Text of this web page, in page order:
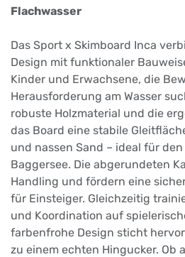
Flachwasser
Das Sport x Skimboard Inca
Design mit funktionaler
Kinder und Erwachsene, die
Herausforderung am Wasser
robuste Holzmaterial und die
das Board eine stabile
und nassen Sand – ideal für
Baggersee. Die abgerundeten
Handling und fördern eine
für Einsteiger. Gleichzeitig
und Koordination auf
farbenfrohe Design sticht
zu einem echten Hingucker. Ob